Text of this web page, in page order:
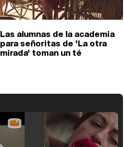
Las alumnas de la academia
para señoritas de 'La otra
mirada' toman un té